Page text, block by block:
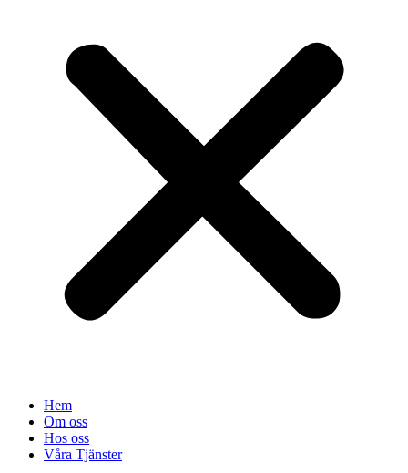
Hem
Om oss
Hos oss
Våra Tjänster